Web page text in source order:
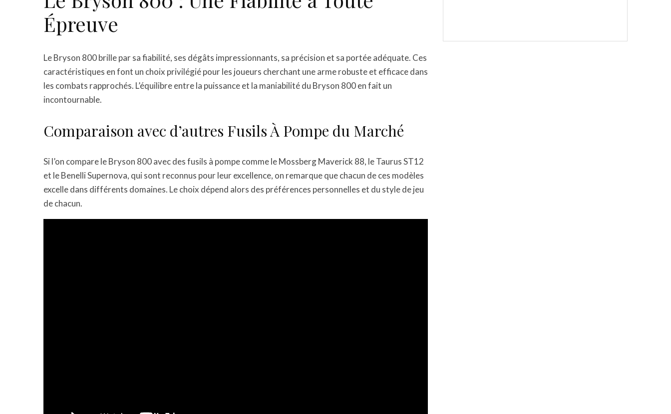
Épreuve
Le Bryson 800 brille par sa fiabilité, ses dégâts impressionnants, sa précision et sa portée adéquate. Ces
caractéristiques en font un choix privilégié pour les joueurs cherchant une arme robuste et efficace dans
les combats rapprochés. L’équilibre entre la puissance et la maniabilité du Bryson 800 en fait un
incontournable.
Comparaison avec d’autres Fusils À Pompe du Marché
Si l’on compare le Bryson 800 avec des fusils à pompe comme le Mossberg Maverick 88, le Taurus ST12
et le Benelli Supernova, qui sont reconnus pour leur excellence, on remarque que chacun de ces modèles
excelle dans différents domaines. Le choix dépend alors des préférences personnelles et du style de jeu
de chacun.